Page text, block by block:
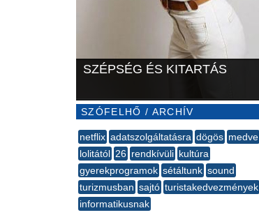
SZÉPSÉG ÉS KITARTÁS
SZÓFELHŐ / ARCHÍV
netflix adatszolgáltatásra dögös medve
lolitától 26 rendkívüli kultúra
gyerekprogramok sétáltunk sound
turizmusban sajtó turistakedvezmények
informatikusnak